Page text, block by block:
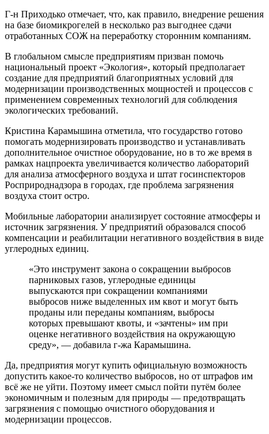
Г-н Приходько отмечает, что, как правило, внедрение решения
на базе биомикрогелей в несколько раз выгоднее сдачи
отработанных СОЖ на переработку сторонним компаниям.
В глобальном смысле предприятиям призван помочь
национальный проект «Экология», который предполагает
создание для предприятий благоприятных условий для
модернизации производственных мощностей и процессов с
применением современных технологий для соблюдения
экологических требований.
Кристина Карамышина отметила, что государство готово
помогать модернизировать производство и устанавливать
дополнительное очистное оборудование, но в то же время в
рамках нацпроекта увеличивается количество лабораторий
для анализа атмосферного воздуха и штат госинспекторов
Росприроднадзора в городах, где проблема загрязнения
воздуха стоит остро.
Мобильные лаборатории анализирует состояние атмосферы и
источник загрязнения. У предприятий образовался способ
компенсации и реабилитации негативного воздействия в виде
углеродных единиц.
«Это инструмент закона о сокращении выбросов
парниковых газов, углеродные единицы
выпускаются при сокращении компаниями
выбросов ниже выделенных им квот и могут быть
проданы или переданы компаниям, выбросы
которых превышают квоты, и «зачтены» им при
оценке негативного воздействия на окружающую
среду», — добавила г-жа Карамышина.
Да, предприятия могут купить официальную возможность
допустить какое-то количество выбросов, но от штрафов им
всё же не уйти. Поэтому имеет смысл пойти путём более
экономичным и полезным для природы — предотвращать
загрязнения с помощью очистного оборудования и
модернизации процессов.